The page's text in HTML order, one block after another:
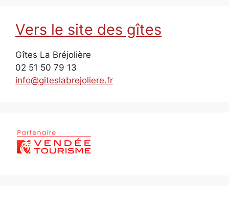
Vers le site des gîtes
Gîtes La Bréjolière
02 51 50 79 13
info@giteslabrejoliere.fr